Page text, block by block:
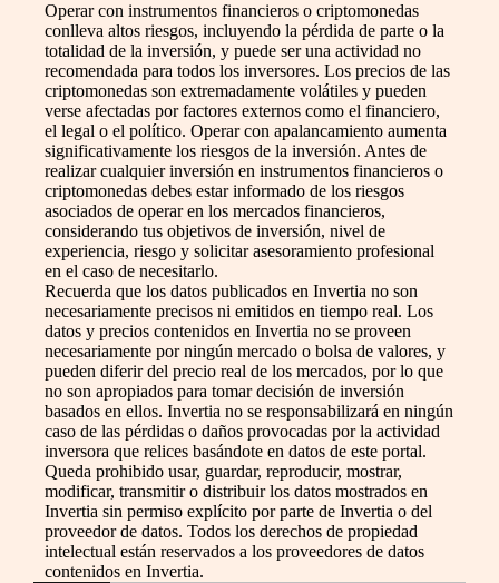
Operar con instrumentos financieros o criptomonedas
conlleva altos riesgos, incluyendo la pérdida de parte o la
totalidad de la inversión, y puede ser una actividad no
recomendada para todos los inversores. Los precios de las
criptomonedas son extremadamente volátiles y pueden
verse afectadas por factores externos como el financiero,
el legal o el político. Operar con apalancamiento aumenta
significativamente los riesgos de la inversión. Antes de
realizar cualquier inversión en instrumentos financieros o
criptomonedas debes estar informado de los riesgos
asociados de operar en los mercados financieros,
considerando tus objetivos de inversión, nivel de
experiencia, riesgo y solicitar asesoramiento profesional
en el caso de necesitarlo.
Recuerda que los datos publicados en Invertia no son
necesariamente precisos ni emitidos en tiempo real. Los
datos y precios contenidos en Invertia no se proveen
necesariamente por ningún mercado o bolsa de valores, y
pueden diferir del precio real de los mercados, por lo que
no son apropiados para tomar decisión de inversión
basados en ellos. Invertia no se responsabilizará en ningún
caso de las pérdidas o daños provocadas por la actividad
inversora que relices basándote en datos de este portal.
Queda prohibido usar, guardar, reproducir, mostrar,
modificar, transmitir o distribuir los datos mostrados en
Invertia sin permiso explícito por parte de Invertia o del
proveedor de datos. Todos los derechos de propiedad
intelectual están reservados a los proveedores de datos
contenidos en Invertia.